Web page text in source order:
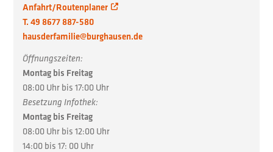
Anfahrt/Routenplaner
T. 49 8677 887-580
hausderfamilie@burghausen.de
Öffnungszeiten:
Montag bis Freitag
08:00 Uhr bis 17:00 Uhr
Besetzung Infothek:
Montag bis Freitag
08:00 Uhr bis 12:00 Uhr
14:00 bis 17: 00 Uhr